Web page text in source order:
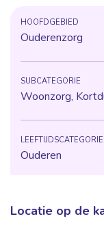
HOOFDGEBIED
Ouderenzorg
SUBCATEGORIE
Woonzorg,
LEEFTIJDSCATEGORIE
Ouderen
Locatie op de